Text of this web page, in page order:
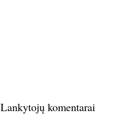
Lankytojų komentarai